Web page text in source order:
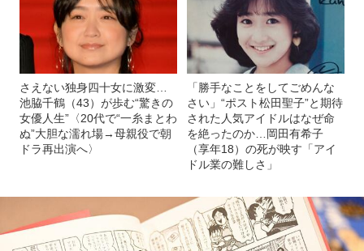
さえない独身四十女に激変…
池脇千鶴（43）が歩む“驚きの
女優人生”〈20代で“一糸まとわ
ぬ”大胆な濡れ場→母親役で朝
ドラ再出演へ〉
「勝手なことをしてごめんな
さい」“ポスト松田聖子”と期待
された人気アイドルはなぜ命
を絶ったのか…岡田有希子
（享年18）の死が映す「アイ
ドル業の難しさ」